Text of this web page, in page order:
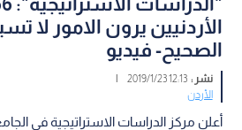
الأردنيين يرون الامور لا
الصحيح- فيديو
نشر :12:13 2019/1/23
|
الأردن
أعلن مركز الدراسات الاستراتيجية في